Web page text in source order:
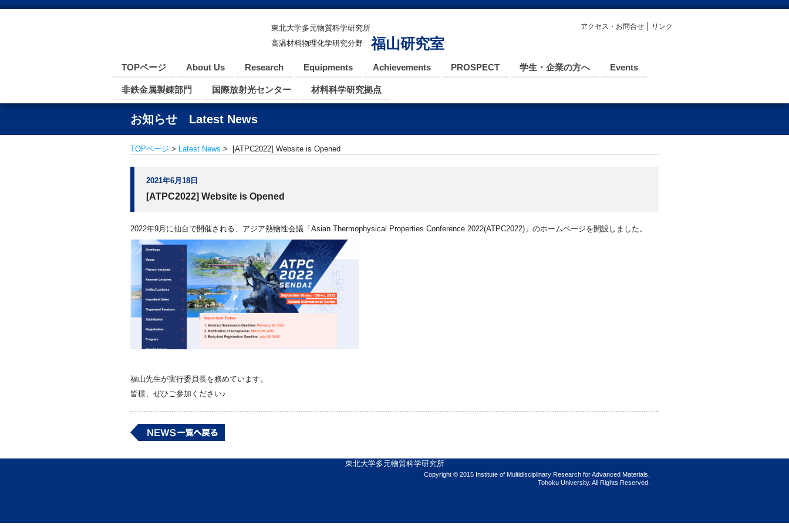
東北大学多元物質科学研究所
高温材料物理化学研究分野
福山研究室
TOPページ About Us Research Equipments Achievements PROSPECT 学生・企業の方へ Events
非鉄金属製錬部門 国際放射光センター 材料科学研究拠点
アクセス・お問合せ リンク
お知らせ Latest News
TOPページ > Latest News > [ATPC2022] Website is Opened
2021年6月18日
[ATPC2022] Website is Opened
2022年9月に仙台で開催される、アジア熱物性会議「Asian Thermophysical Properties Conference 2022(ATPC2022)」のホームページを開設しました。
福山先生が実行委員長を務めています。
皆様、ぜひご参加ください♪
東北大学多元物質科学研究所
Copyright © 2015 Institute of Multidisciplinary Research for Advanced Materials,
Tohoku University. All Rights Reserved.